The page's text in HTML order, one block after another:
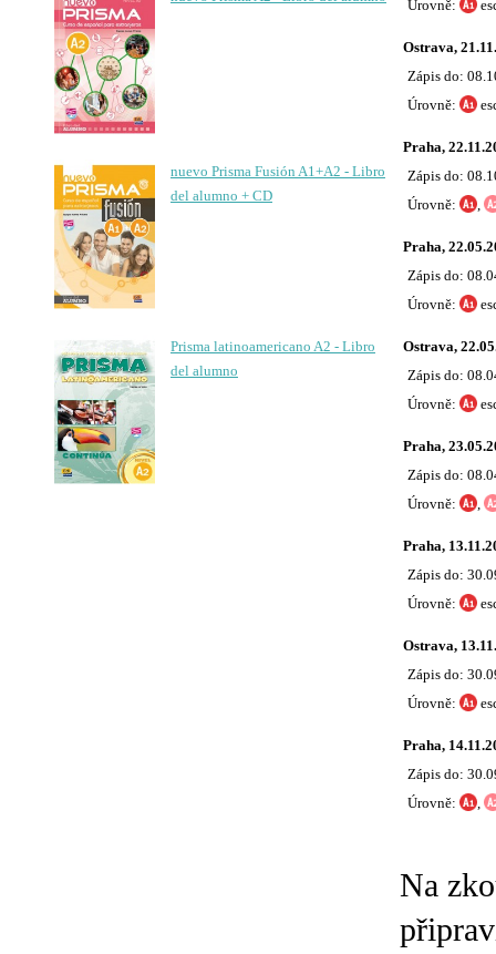
nuevo Prisma Fusión A1+A2 - Libro
del alumno + CD
Prisma latinoamericano A2 - Libro
del alumno
Úrovně:
Ostrava,
Zápis do:
Úrovně:
Praha,
Zápis do:
Úrovně:
,
Praha,
Zápis do:
Úrovně:
Ostrava,
Zápis do:
Úrovně:
Praha,
Zápis do:
Úrovně:
,
Praha,
Zápis do:
Úrovně:
Ostrava,
Zápis do:
Úrovně:
Praha,
Zápis do:
Úrovně:
,
Na